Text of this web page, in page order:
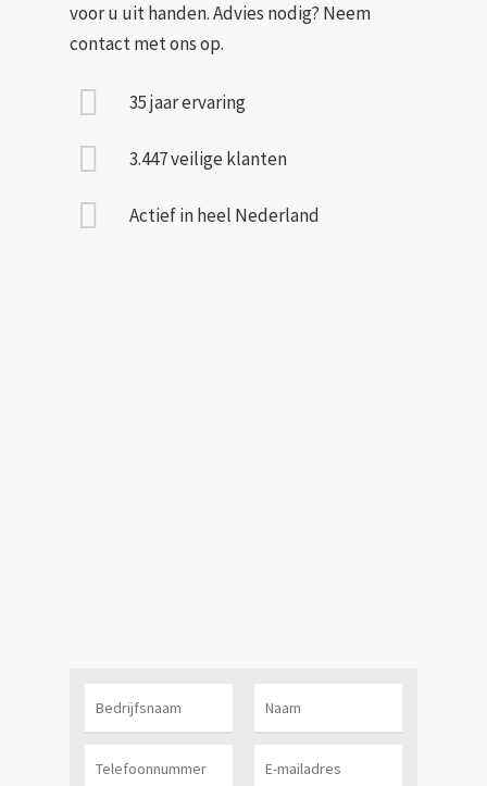
voor u uit handen. Advies nodig? Neem
contact met ons op.
35 jaar ervaring
3.447 veilige klanten
Actief in heel Nederland